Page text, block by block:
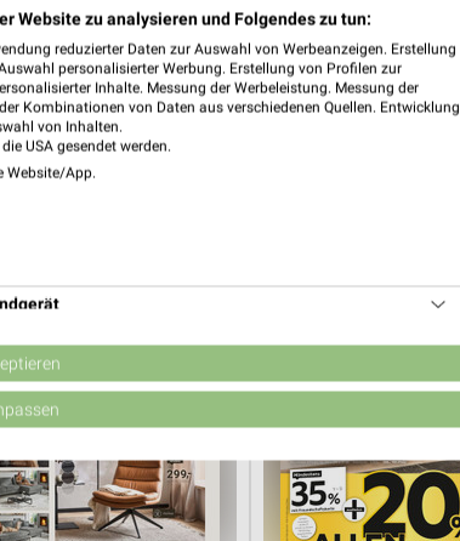
3,9 km
ab 03.08.
gültig
Angebote ab 03.08.
Website zu analysieren und Folgendes zu tun:
reduzierter Daten zur Auswahl von Werbeanzeigen. Erstellung
personalisierter Werbung. Erstellung von Profilen zur
Inhalte. Messung der Werbeleistung. Messung der
Kombinationen von Daten aus verschiedenen Quellen. Entwicklung
von Inhalten.
USA gesendet werden.
Website/App.